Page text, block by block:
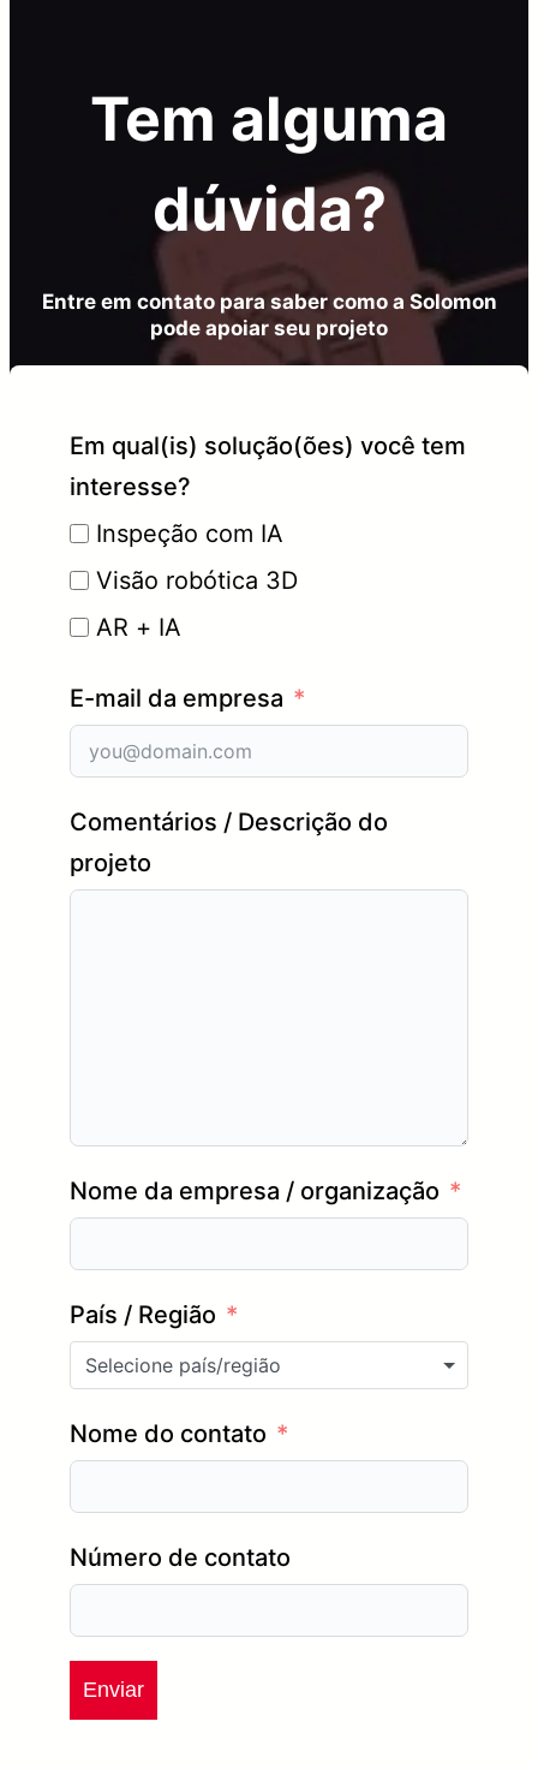
Tem alguma
dúvida?
Entre em contato para saber como a Solomon
pode apoiar seu projeto
Em qual(is) solução(ões) você tem
interesse?
Inspeção com IA
Visão robótica 3D
AR + IA
E-mail da empresa
Comentários / Descrição do
projeto
Nome da empresa / organização
País / Região
Selecione país/região
Nome do contato
Número de contato
Enviar